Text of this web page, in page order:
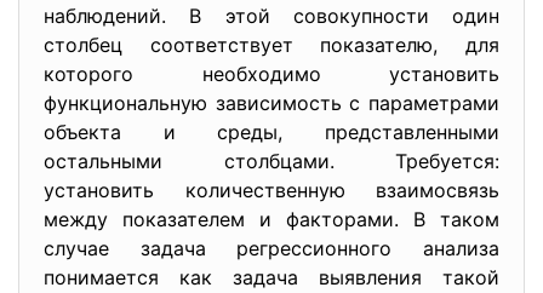
наблюдений. В этой совокупности один
столбец соответствует показателю, для
которого необходимо установить
функциональную зависимость с параметрами
объекта и среды, представленными
остальными столбцами. Требуется:
установить количественную взаимосвязь
между показателем и факторами. В таком
случае задача регрессионного анализа
понимается как задача выявления такой